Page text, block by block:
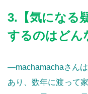
3.【気になる
するのはどん
—machamachaさん
あり、数年に渡って